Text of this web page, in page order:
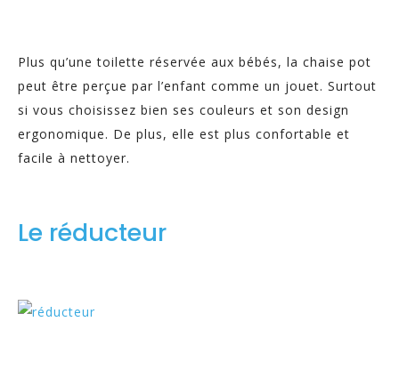
Plus qu’une toilette réservée aux bébés, la chaise pot
peut être perçue par l’enfant comme un jouet. Surtout
si vous choisissez bien ses couleurs et son design
ergonomique. De plus, elle est plus confortable et
facile à nettoyer.
Le réducteur